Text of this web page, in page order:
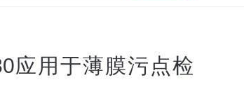
应用于薄膜污点检